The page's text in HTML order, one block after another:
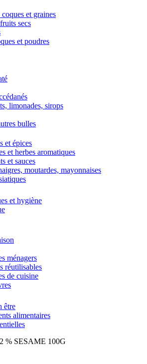
et graines
secs
et poudres
limonades, sirops
bulles
et épices
et herbes aromatiques
et sauces
moutardes, mayonnaises
et hygiène
ménagers
réutilisables
de cuisine
être
alimentaires
% SESAME 100G